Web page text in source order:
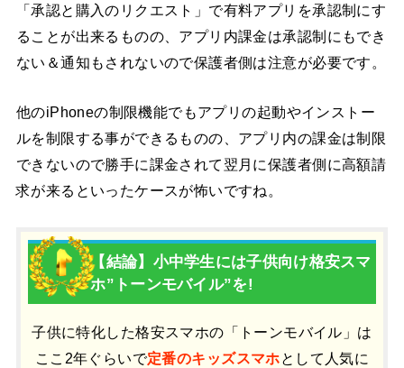
「承認と購入のリクエスト」で有料アプリを承認制にす
ることが出来るものの、アプリ内課金は承認制にもでき
ない＆通知もされないので保護者側は注意が必要です。
他のiPhoneの制限機能でもアプリの起動やインストー
ルを制限する事ができるものの、アプリ内の課金は制限
できないので勝手に課金されて翌月に保護者側に高額請
求が来るといったケースが怖いですね。
【結論】小中学生には子供向け格安スマ
ホ”トーンモバイル”を!
子供に特化した格安スマホの「トーンモバイル」は
ここ2年ぐらいで定番のキッズスマホとして人気に